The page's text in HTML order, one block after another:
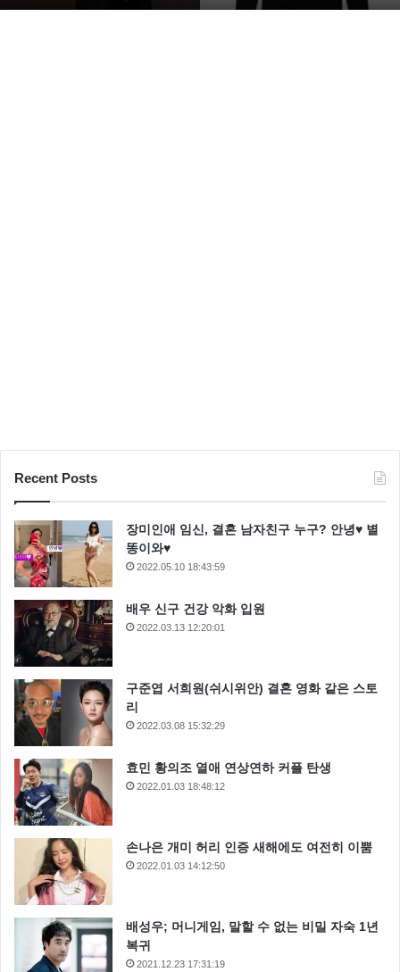
이하늬 이하늬 가방 이하늬 스커트
이하늬 원피스
이하늬 패션 스타일
한
Recent Posts
장미인애 임신, 결혼 남자친구 누구? 안녕♥ 별
똥이와♥
2022.05.10 18:43:59
배우 신구 건강 악화 입원
2022.03.13 12:20:01
구준엽 서희원(쉬시위안) 결혼 영화 같은 스토
리
2022.03.08 15:32:29
효민 황의조 열애 연상연하 커플 탄생
2022.01.03 18:48:12
손나은 개미 허리 인증 새해에도 여전히 이뿜
2022.01.03 14:12:50
배성우; 머니게임, 말할 수 없는 비밀 자숙 1년
복귀
2021.12.23 17:31:19